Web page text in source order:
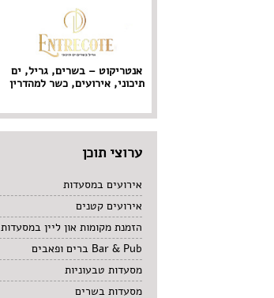
אנטריקוט – בשרים, גריל, ים
תיכוני, אירועים, כשר למהדרין
ערוצי תוכן
אירועים במסעדות
אירועים קטנים
הזמנת מקומות און ליין במסעדות
Bar & Pub ברים ופאבים
מסעדות טבעוניות
מסעדות בשרים